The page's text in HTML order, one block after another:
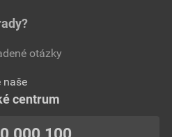
otázky
naše
centrum